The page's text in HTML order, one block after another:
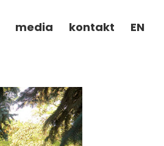
media kontakt EN